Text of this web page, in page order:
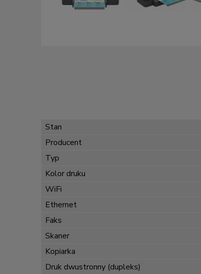
Stan
Producent
Typ
Kolor druku
WiFi
Ethernet
Faks
Skaner
Kopiarka
Druk dwustronny (dupleks)